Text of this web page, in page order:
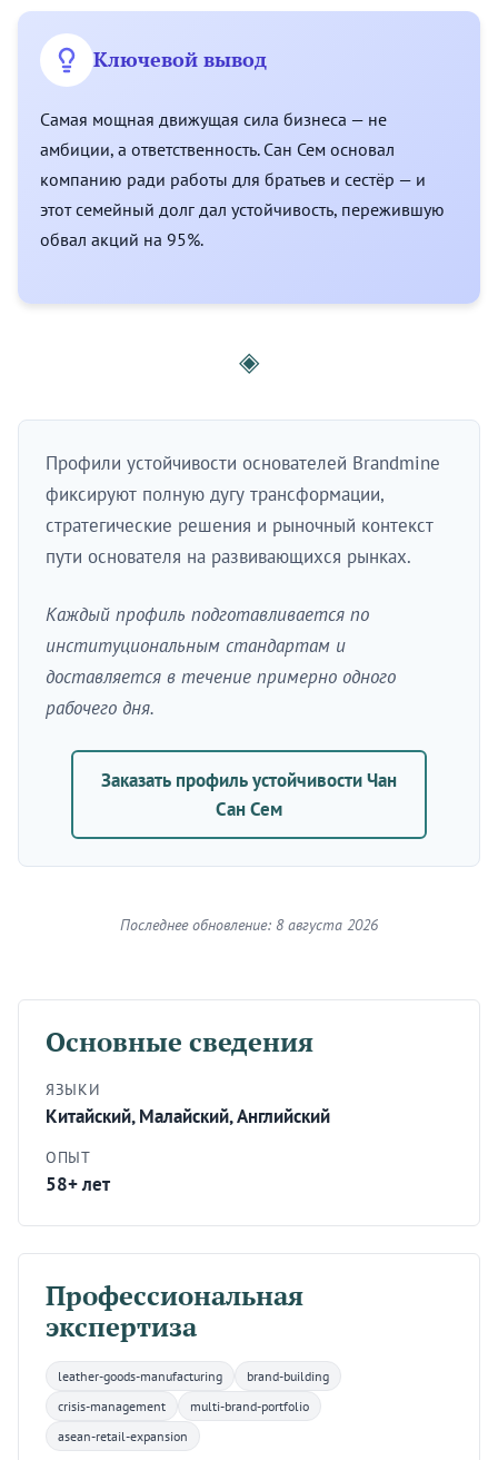
Ключевой вывод
Самая мощная движущая сила бизнеса — не
амбиции, а ответственность. Сан Сем основал
компанию ради работы для братьев и сестёр — и
этот семейный долг дал устойчивость, пережившую
обвал акций на 95%.
◈
Профили устойчивости основателей Brandmine
фиксируют полную дугу трансформации,
стратегические решения и рыночный контекст
пути основателя на развивающихся рынках.
Каждый профиль подготавливается по
институциональным стандартам и
доставляется в течение примерно одного
рабочего дня.
Заказать профиль устойчивости Чан
Сан Сем
Последнее обновление: 8 августа 2026
Основные сведения
ЯЗЫКИ
Китайский, Малайский, Английский
ОПЫТ
58+ лет
Профессиональная
экспертиза
leather-goods-manufacturing
brand-building
crisis-management
multi-brand-portfolio
asean-retail-expansion